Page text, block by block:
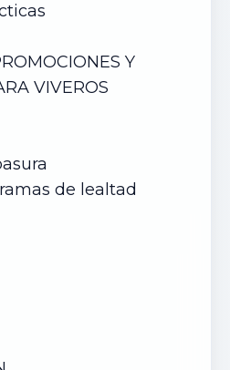
Y
VIVEROS
de lealtad